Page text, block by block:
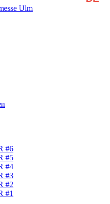
#6
#5
#4
#3
#2
#1